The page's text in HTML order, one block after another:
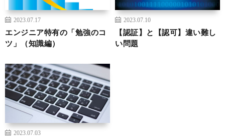
2023.07.17
エンジニア特有の「勉強のコ
ツ」（知識編）
2023.07.10
【認証】と【認可】違い難し
い問題
2023.07.03